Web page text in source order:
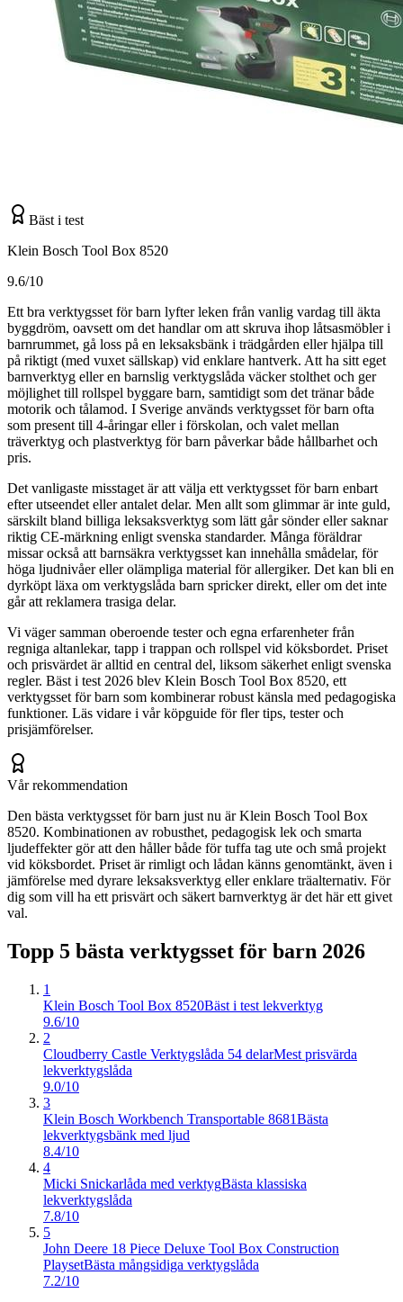
Bäst i test
Klein Bosch Tool Box 8520
9.6/10
Ett bra verktygsset för barn lyfter leken från vanlig vardag till äkta
byggdröm, oavsett om det handlar om att skruva ihop låtsasmöbler i
barnrummet, gå loss på en leksaksbänk i trädgården eller hjälpa till
på riktigt (med vuxet sällskap) vid enklare hantverk. Att ha sitt eget
barnverktyg eller en barnslig verktygslåda väcker stolthet och ger
möjlighet till rollspel byggare barn, samtidigt som det tränar både
motorik och tålamod. I Sverige används verktygsset för barn ofta
som present till 4-åringar eller i förskolan, och valet mellan
träverktyg och plastverktyg för barn påverkar både hållbarhet och
pris.
Det vanligaste misstaget är att välja ett verktygsset för barn enbart
efter utseendet eller antalet delar. Men allt som glimmar är inte guld,
särskilt bland billiga leksaksverktyg som lätt går sönder eller saknar
riktig CE-märkning enligt svenska standarder. Många föräldrar
missar också att barnsäkra verktygsset kan innehålla smådelar, för
höga ljudnivåer eller olämpliga material för allergiker. Det kan bli en
dyrköpt läxa om verktygslåda barn spricker direkt, eller om det inte
går att reklamera trasiga delar.
Vi väger samman oberoende tester och egna erfarenheter från
regniga altanlekar, tapp i trappan och rollspel vid köksbordet. Priset
och prisvärdet är alltid en central del, liksom säkerhet enligt svenska
regler. Bäst i test 2026 blev Klein Bosch Tool Box 8520, ett
verktygsset för barn som kombinerar robust känsla med pedagogiska
funktioner. Läs vidare i vår köpguide för fler tips, tester och
prisjämförelser.
Vår rekommendation
Den bästa verktygsset för barn just nu är Klein Bosch Tool Box
8520. Kombinationen av robusthet, pedagogisk lek och smarta
ljudeffekter gör att den håller både för tuffa tag ute och små projekt
vid köksbordet. Priset är rimligt och lådan känns genomtänkt, även i
jämförelse med dyrare leksaksverktyg eller enklare träalternativ. För
dig som vill ha ett prisvärt och säkert barnverktyg är det här ett givet
val.
Topp 5 bästa verktygsset för barn 2026
1
Klein Bosch Tool Box 8520Bäst i test lekverktyg
9.6/10
2
Cloudberry Castle Verktygslåda 54 delarMest prisvärda
lekverktygslåda
9.0/10
3
Klein Bosch Workbench Transportable 8681Bästa
lekverktygsbänk med ljud
8.4/10
4
Micki Snickarlåda med verktygBästa klassiska
lekverktygslåda
7.8/10
5
John Deere 18 Piece Deluxe Tool Box Construction
PlaysetBästa mångsidiga verktygslåda
7.2/10